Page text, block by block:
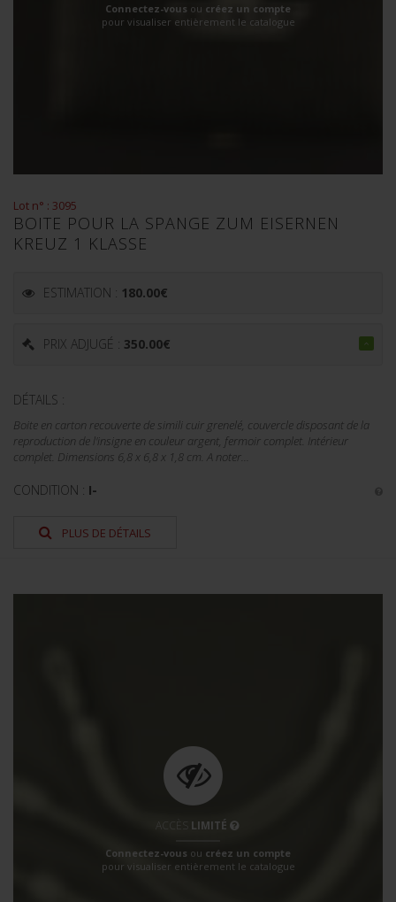
Connectez-vous ou créez un compte
pour visualiser entièrement le catalogue
Lot n° : 3095
BOITE POUR LA SPANGE ZUM EISERNEN
KREUZ 1 KLASSE
ESTIMATION : 180.00€
PRIX ADJUGÉ : 350.00€
DÉTAILS :
Boite en carton recouverte de simili cuir grenelé, couvercle disposant de la
reproduction de l'insigne en couleur argent, fermoir complet. Intérieur
complet. Dimensions 6,8 x 6,8 x 1,8 cm. A noter...
CONDITION : I-
PLUS DE DÉTAILS
ACCÈS LIMITÉ
Connectez-vous ou créez un compte
pour visualiser entièrement le catalogue